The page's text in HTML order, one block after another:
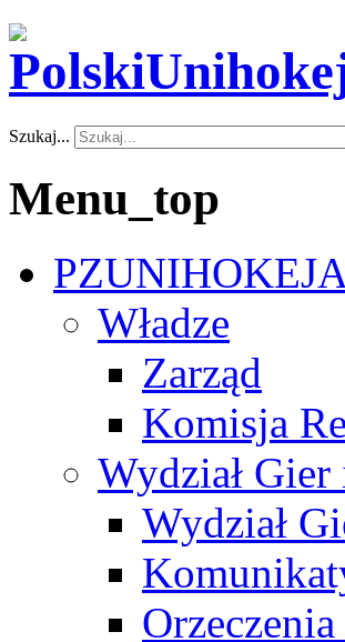
Szukaj...
Menu_top
Władze
Zarząd
Komisja
Wydział
Wydział